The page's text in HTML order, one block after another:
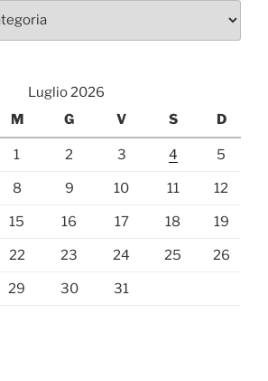
Luglio 2026
M G V S D
1 2 3 4 5
8 9 10 11 12
15 16 17 18 19
22 23 24 25 26
29 30 31